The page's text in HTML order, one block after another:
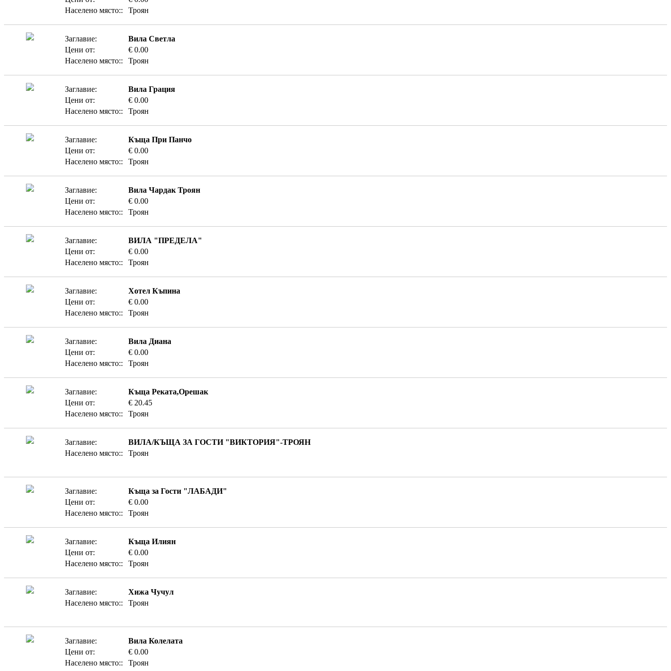
Населено място::
Троян
Заглавие:
Вила Светла
Цени от:
€ 0.00
Населено място::
Троян
Заглавие:
Вила Грация
Цени от:
€ 0.00
Населено място::
Троян
Заглавие:
Къща При Панчо
Цени от:
€ 0.00
Населено място::
Троян
Заглавие:
Вила Чардак Троян
Цени от:
€ 0.00
Населено място::
Троян
Заглавие:
ВИЛА "ПРЕДЕЛА"
Цени от:
€ 0.00
Населено място::
Троян
Заглавие:
Хотел Къпина
Цени от:
€ 0.00
Населено място::
Троян
Заглавие:
Вила Диана
Цени от:
€ 0.00
Населено място::
Троян
Заглавие:
Къща Реката,Орешак
Цени от:
€ 20.45
Населено място::
Троян
Заглавие:
ВИЛА/КЪЩА ЗА ГОСТИ "ВИКТОРИЯ"-ТРОЯН
Населено място::
Троян
Заглавие:
Къща за Гости "ЛАБАДИ"
Цени от:
€ 0.00
Населено място::
Троян
Заглавие:
Къща Илиян
Цени от:
€ 0.00
Населено място::
Троян
Заглавие:
Хижа Чучул
Населено място::
Троян
Заглавие:
Вила Колелата
Цени от:
€ 0.00
Населено място::
Троян